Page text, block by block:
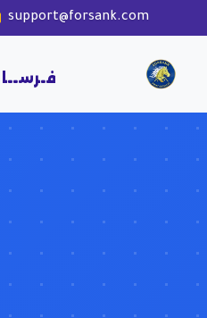
support@forsank.com
فـرســا